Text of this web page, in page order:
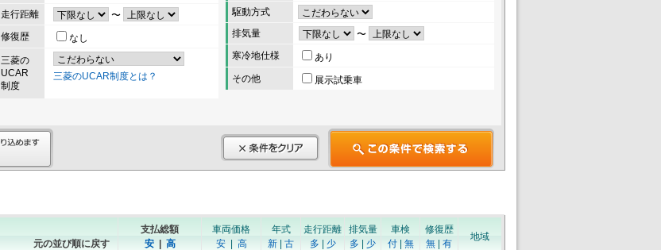
走行距離
〜
修復歴
なし
三菱の
UCAR
制度
三菱のUCAR制度とは？
駆動方式
排気量
〜
寒冷地仕様
あり
その他
展示試乗車
元の並び順に戻す
支払総額
安| 高
車両価格
安| 高
年式
新
古
走行距離
多
少
排気量
多
少
車検
付| 無
修復歴
無
有
地域